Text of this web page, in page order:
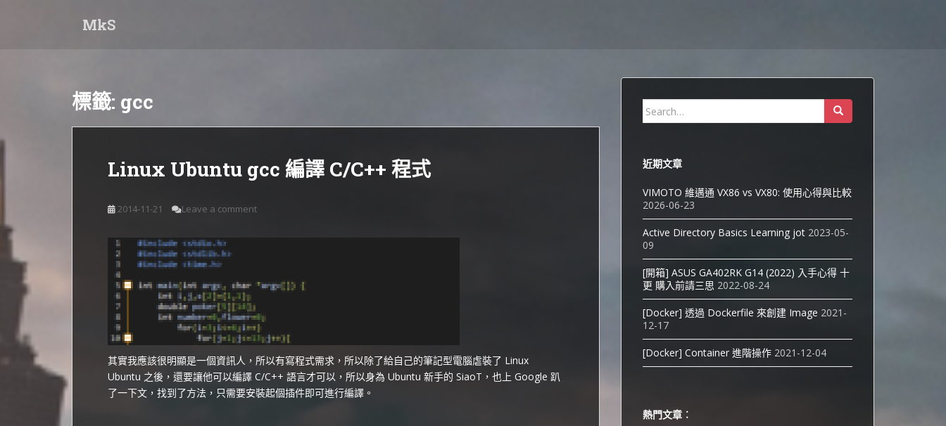
i
MkS
標籤: gcc
Linux Ubuntu gcc 編譯 C/C++ 程式
2014-11-21 Leave a comment
其實我應該很明顯是一個資訊人，所以有寫程式需求，所以除了給自己的筆記型電腦虐裝了 Linux
Ubuntu 之後，還要讓他可以編譯 C/C++ 語言才可以，所以身為 Ubuntu 新手的 SiaoT，也上 Google 趴
了一下文，找到了方法，只需要安裝起個插件即可進行編譯。
Search
for:
近期文章
VIMOTO 維邁通 VX86 vs VX80: 使用心得與比較
2026-06-23
Active Directory Basics Learning jot 2023-05-
09
[開箱] ASUS GA402RK G14 (2022) 入手心得 十
更 購入前請三思 2022-08-24
[Docker] 透過 Dockerfile 來創建 Image 2021-
12-17
[Docker] Container 進階操作 2021-12-04
熱門文章︰